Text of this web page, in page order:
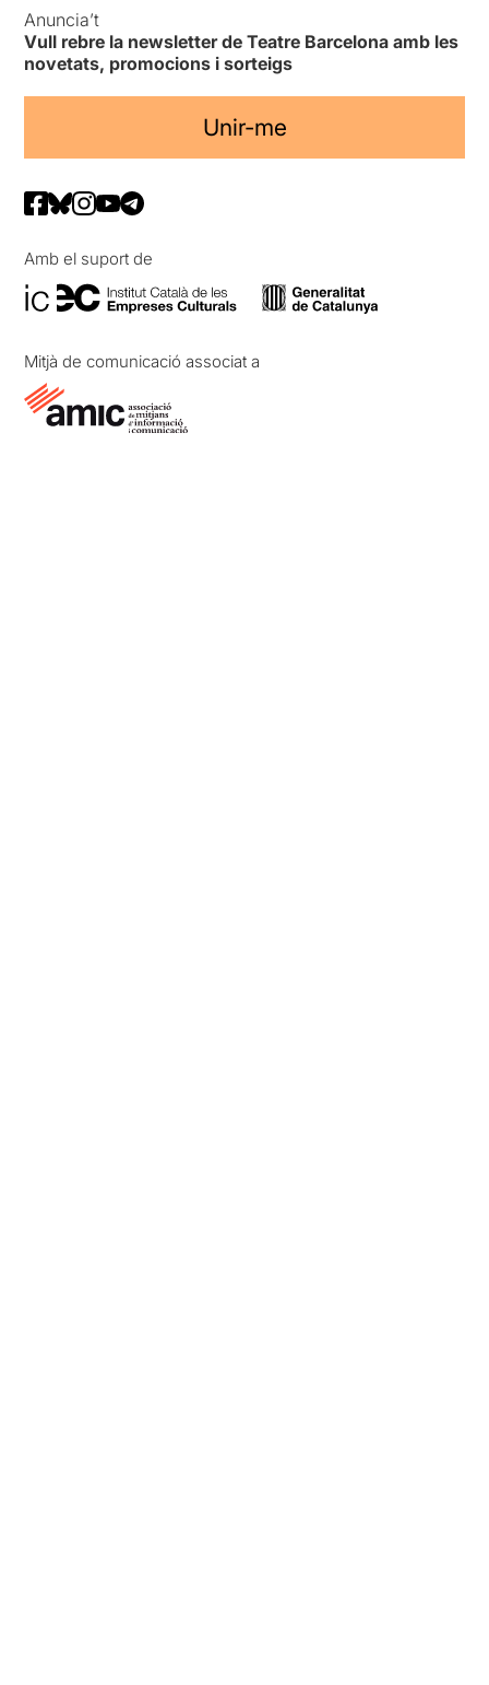
Anuncia’t
Vull rebre la newsletter de Teatre Barcelona amb les
novetats, promocions i sorteigs
Unir-me
Amb el suport de
Mitjà de comunicació associat a